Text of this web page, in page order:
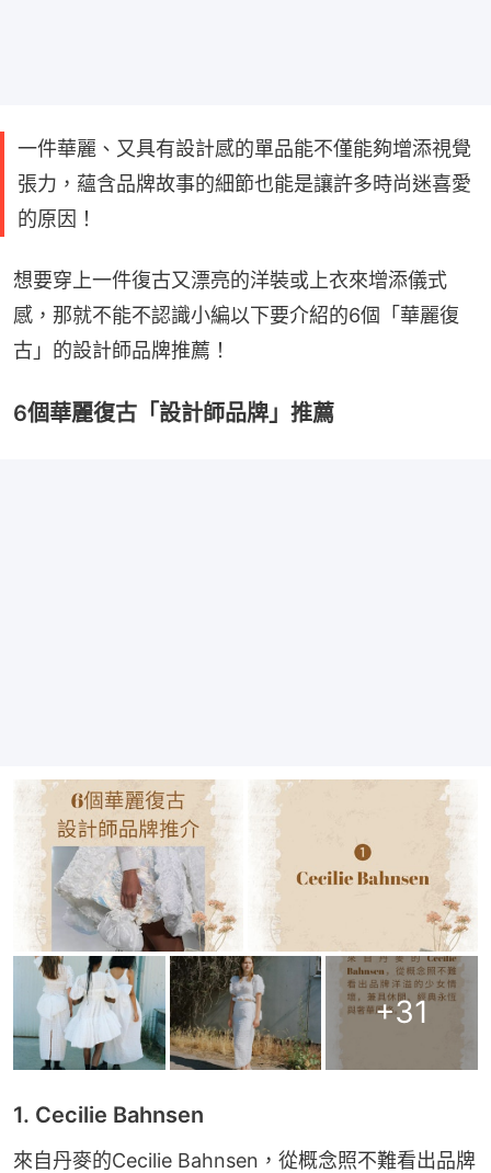
一件華麗、又具有設計感的單品能不僅能夠增添視覺
張力，蘊含品牌故事的細節也能是讓許多時尚迷喜愛
的原因！
想要穿上一件復古又漂亮的洋裝或上衣來增添儀式
感，那就不能不認識小編以下要介紹的6個「華麗復
古」的設計師品牌推薦！
6個華麗復古「設計師品牌」推薦
+31
1. Cecilie Bahnsen
來自丹麥的Cecilie Bahnsen，從概念照不難看出品牌